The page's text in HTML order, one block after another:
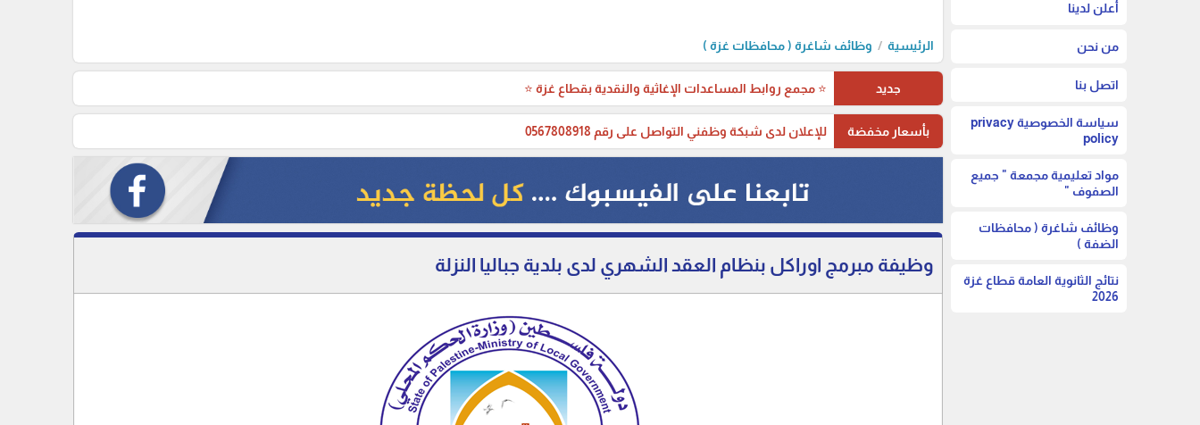
أعلن لدينا
من نحن
اتصل بنا
سياسة الخصوصية privacy
policy
مواد تعليمية مجمعة " جميع
الصفوف "
وظائف شاغرة ( محافظات
الضفة )
نتائج الثانوية العامة قطاع غزة
2026
الرئيسية وظائف شاغرة ( محافظات غزة )
جديد ⭐ مجمع روابط المساعدات الإغاثية والنقدية بقطاع غزة ⭐
بأسعار مخفضة للإعلان لدى شبكة وظفني التواصل على رقم 0567808918
وظيفة مبرمج اوراكل بنظام العقد الشهري لدى بلدية جباليا النزلة